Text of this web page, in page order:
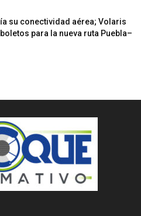
su conectividad aérea; Volaris
para la nueva ruta Puebla–